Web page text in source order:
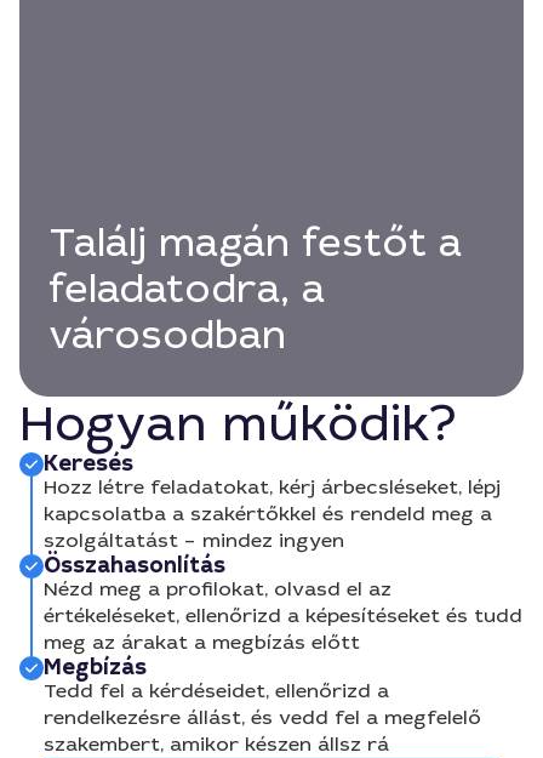
Találj magán festőt a
feladatodra, a
városodban
Hogyan működik?
Keresés
Hozz létre feladatokat, kérj árbecsléseket, lépj
kapcsolatba a szakértőkkel és rendeld meg a
szolgáltatást – mindez ingyen
Összahasonlítás
Nézd meg a profilokat, olvasd el az
értékeléseket, ellenőrizd a képesítéseket és tudd
meg az árakat a megbízás előtt
Megbízás
Tedd fel a kérdéseidet, ellenőrizd a
rendelkezésre állást, és vedd fel a megfelelő
szakembert, amikor készen állsz rá